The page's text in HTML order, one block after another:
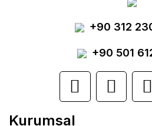
Yorum Yaz
Ürün resmi kalitesiz,
görüntülenemiyor.
Ürün açıklamasında
Ürün bilgilerinde hatalar
Ürün fiyatı diğer
+90 312
+90 501
Kurumsal